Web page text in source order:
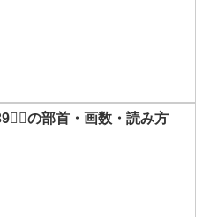
｜𫀹の部首・画数・読み方